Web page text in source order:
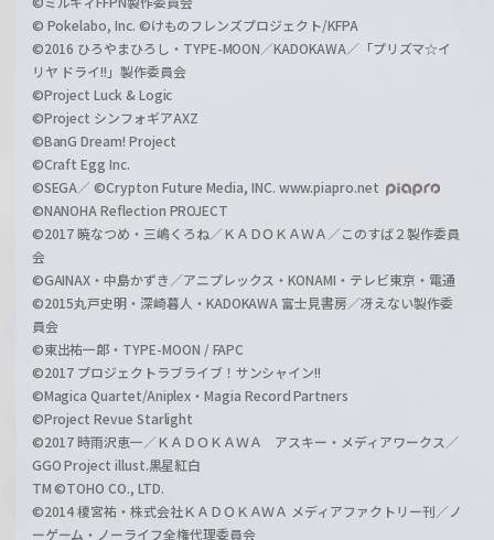
© Pokelabo, Inc. ©けものフレンズプロジェクト/KFPA
©2016 ひろやまひろし・TYPE-MOON／KADOKAWA／「プリズマ☆イ
リヤ ドライ!!」製作委員会
©Project Luck & Logic
©Project シンフォギアAXZ
©BanG Dream! Project
©Craft Egg Inc.
©SEGA／ ©Crypton Future Media, INC. www.piapro.net
©NANOHA Reflection PROJECT
©2017 暁なつめ・三嶋くろね／ＫＡＤＯＫＡＷＡ／このすば２製作委員
会
©GAINAX・中島かずき／アニプレックス・KONAMI・テレビ東京・電通
©2015丸戸史明・深崎暮人・KADOKAWA 富士見書房／冴えない製作委
員会
©東出祐一郎・TYPE-MOON / FAPC
©2017 プロジェクトラブライブ！サンシャイン!!
©Magica Quartet/Aniplex・Magia Record Partners
©Project Revue Starlight
©2017 時雨沢恵一／ＫＡＤＯＫＡＷＡ アスキー・メディアワークス／
GGO Project illust.黒星紅白
TM ©TOHO CO., LTD.
©2014 榎宮祐・株式会社ＫＡＤＯＫＡＷＡ メディアファクトリー刊／ノ
ーゲーム・ノーライフ全権代理委員会